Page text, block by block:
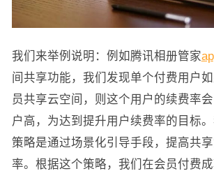
我们来举例说明：例如腾讯相册管家
间共享功能，我们发现单个付费用户
员共享云空间，则这个用户的续费率
户高，为达到提升用户续费率的目标
策略是通过场景化引导手段，提高共
率。根据这个策略，我们在会员付费